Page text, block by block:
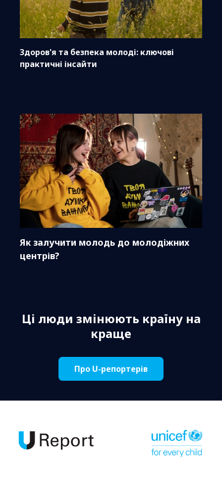
Здоров'я та безпека молоді: ключові
практичні інсайти
Як залучити молодь до молодіжних
центрів?
Ці люди змінюють країну на
краще
Про U-репортерів